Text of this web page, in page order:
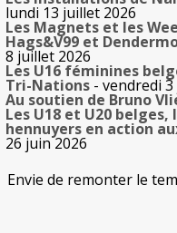
lundi 13 juillet 2026
Les Magnets et les
Hags&V99 et
8 juillet 2026
Les U16 féminines
Tri-Nations - vendredi
Au soutien de Bruno
Les U18 et U20
hennuyers en action
26 juin 2026
Envie de remonter le